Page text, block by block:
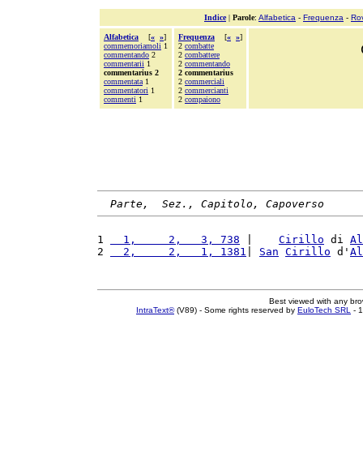
Indice| Parole: Alfabetica - Frequenza -
Alfabetica [« »]
commemoriamoli 1
commentando 2
commentarii 1
commentarius 2
commentata 1
commentatori 1
commenti 1
Frequenza [« »]
2 combatte
2 combattere
2 commentando
2 commentarius
2 commerciali
2 commercianti
2 compaiono
Parte,  Sez., Capitolo, Capoverso
1
  1,     2,   3, 738
Cirillo di
2
  2,     2,   1, 1381
San Cirillo d'
Best viewed with any
IntraText®(V89) - Some rights reserved by EuloTech SRL -